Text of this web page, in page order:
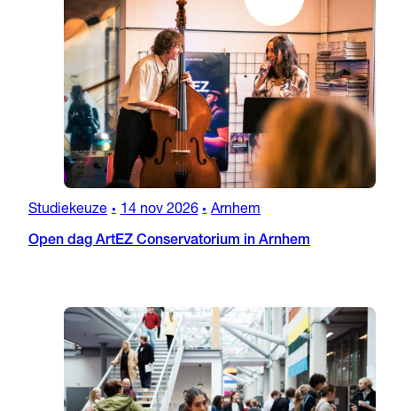
Studiekeuze • 14 nov 2026 • Arnhem
Open dag ArtEZ Conservatorium in Arnhem